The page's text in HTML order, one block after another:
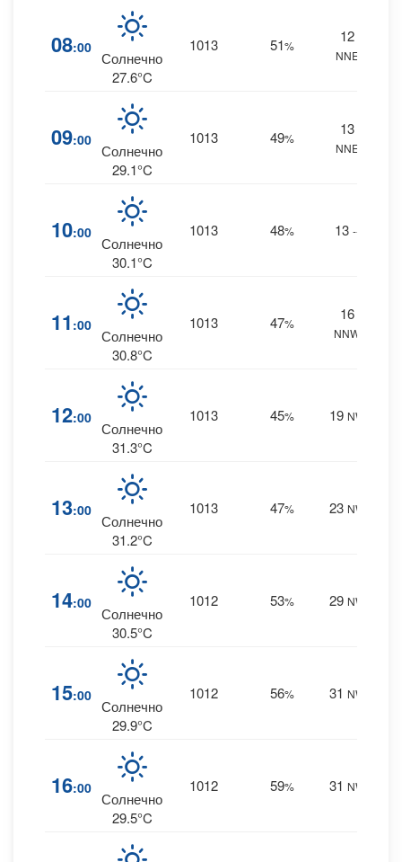
08:00
Солнечно
27.6°C
1013 51%
12
NNE
09:00
Солнечно
29.1°C
1013 49%
13
NNE
10:00
Солнечно
30.1°C
1013 48% 13 --
11 :00
Солнечно
30.8°C
1013 47%
16
NNW
12:00
Солнечно
31.3°C
1013 45% 19 NW
13:00
Солнечно
31.2°C
1013 47% 23 NW
14:00
Солнечно
30.5°C
1012 53% 29 NW
15:00
Солнечно
29.9°C
1012 56% 31 NW
16:00
Солнечно
29.5°C
1012 59% 31 NW